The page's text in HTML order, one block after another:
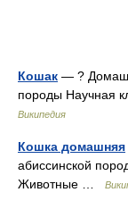
Кошак — ?
породы Научная
Википедия
Кошка домашняя
абиссинской
Животные …